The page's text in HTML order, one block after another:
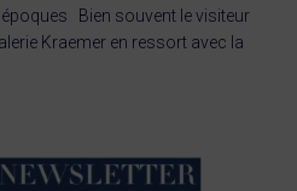
Bien souvent le visiteur
Kraemer en ressort avec la